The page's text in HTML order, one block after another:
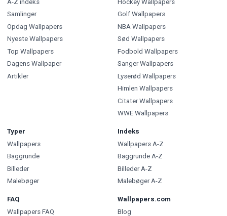
A-Z indeks
Samlinger
Opdag Wallpapers
Nyeste Wallpapers
Top Wallpapers
Dagens Wallpaper
Artikler
Hockey Wallpapers
Golf Wallpapers
NBA Wallpapers
Sød Wallpapers
Fodbold Wallpapers
Sanger Wallpapers
Lyserød Wallpapers
Himlen Wallpapers
Citater Wallpapers
WWE Wallpapers
Typer
Wallpapers
Baggrunde
Billeder
Malebøger
Indeks
Wallpapers A-Z
Baggrunde A-Z
Billeder A-Z
Malebøger A-Z
FAQ
Wallpapers FAQ
Wallpapers.com
Blog